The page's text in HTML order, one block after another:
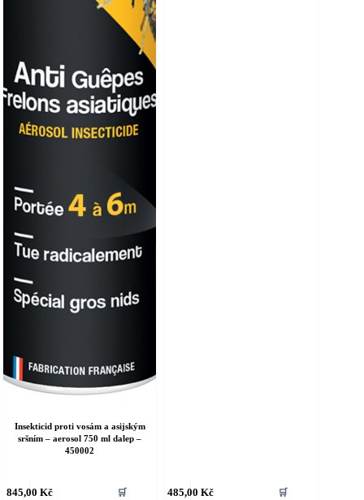
Insekticid proti vosám a asijským
sršním – aerosol 750 ml dalep –
450002
845,00 Kč 🛒 485,00 Kč 🛒